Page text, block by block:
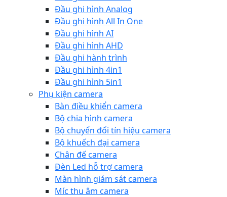
Đầu ghi hình Analog
Đầu ghi hình All In One
Đầu ghi hình AI
Đầu ghi hình AHD
Đầu ghi hành trình
Đầu ghi hình 4in1
Đầu ghi hình 5in1
Phụ kiện camera
Bàn điều khiển camera
Bộ chia hình camera
Bộ chuyển đổi tín hiệu camera
Bộ khuếch đại camera
Chân đế camera
Đèn Led hỗ trợ camera
Màn hình giám sát camera
Míc thu âm camera